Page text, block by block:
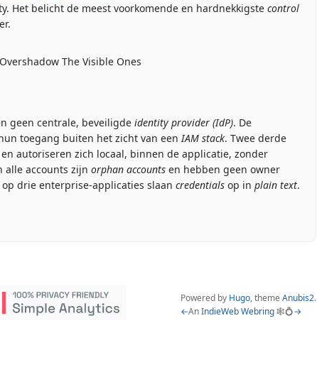
Het belicht de meest voorkomende en hardnekkigste control
The Visible Ones
geen centrale, beveiligde identity provider (IdP). De
toegang buiten het zicht van eenIAM stack. Twee derde
autoriseren zich locaal, binnen de applicatie, zonder
alle accounts zijn orphan accounts en hebben geen owner
drie enterprise-applicaties slaan credentials op in plain text.
Powered by Hugo, theme Anubis2.
←AnIndieWeb Webring🕸💍→